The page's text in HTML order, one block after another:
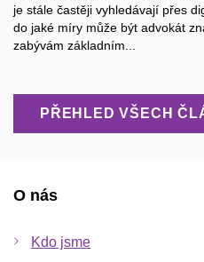
je stále častěji vyhledávají přes
do jaké míry může být advokát
zabývám základním...
PŘEHLED VŠECH
O nás
Kdo jsme